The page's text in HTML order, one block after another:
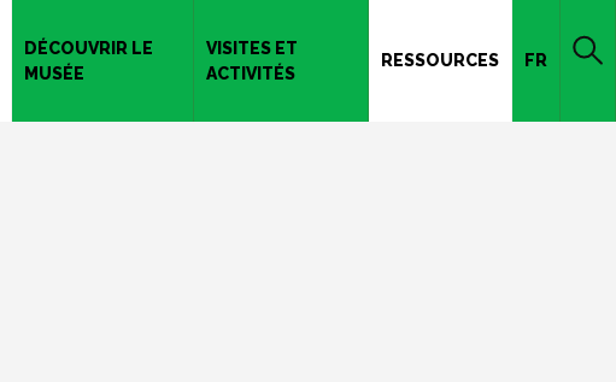
DÉCOUVRIR LE
MUSÉE
VISITES ET
ACTIVITÉS
RESSOURCES FR